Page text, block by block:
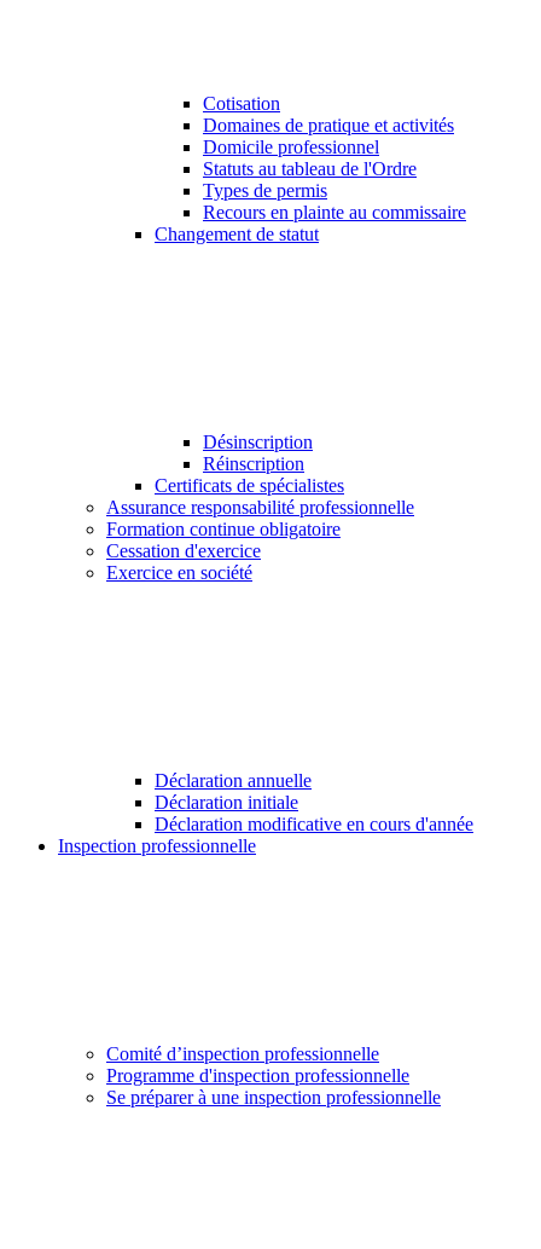
Cotisation
Domaines de pratique et activités
Domicile professionnel
Statuts au tableau de l'Ordre
Types de permis
Recours en plainte au commissaire
Changement de statut
Désinscription
Réinscription
Certificats de spécialistes
Assurance responsabilité professionnelle
Formation continue obligatoire
Cessation d'exercice
Exercice en société
Déclaration annuelle
Déclaration initiale
Déclaration modificative en cours d'année
Inspection professionnelle
Comité d’inspection professionnelle
Programme d'inspection professionnelle
Se préparer à une inspection professionnelle